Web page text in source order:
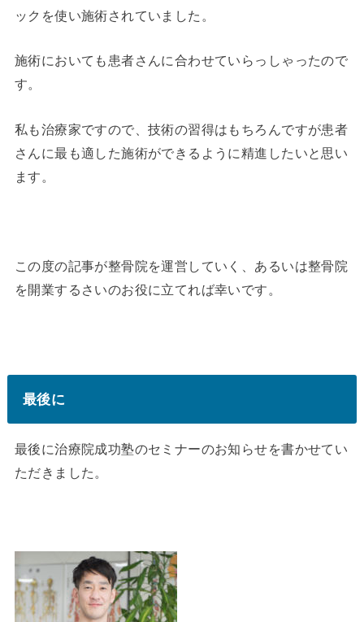
ックを使い施術されていました。
施術においても患者さんに合わせていらっしゃったので
す。
私も治療家ですので、技術の習得はもちろんですが患者
さんに最も適した施術ができるように精進したいと思い
ます。
この度の記事が整骨院を運営していく、あるいは整骨院
を開業するさいのお役に立てれば幸いです。
最後に
最後に治療院成功塾のセミナーのお知らせを書かせてい
ただきました。